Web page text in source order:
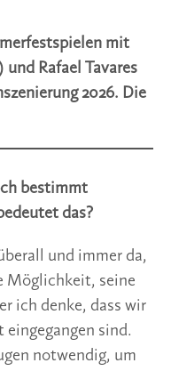
mit
Rafael Tavares
2026. Die
bestimmt
das?
und immer da,
Möglichkeit, seine
ich denke, dass wir
sind.
notwendig, um